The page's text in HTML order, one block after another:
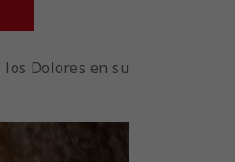
Dolores en su